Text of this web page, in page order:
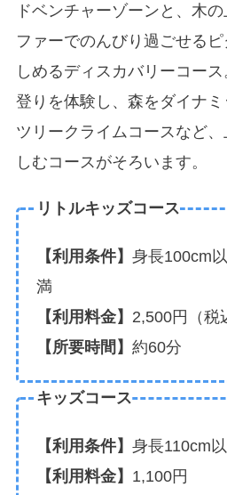
ドベンチャーゾーンと、木
ファーでのんびり過ごせる
しめるディスカバリーコー
登りを体験し、森をダイナ
ツリークライムコースなど
しむコースがそろいます。
リトルキッズコース
【利用条件】 身長100cm
満
【利用料金】 2,500円（税
【所要時間】 約60分
キッズコース
【利用条件】 身長110cm
【利用料金】 1,100円